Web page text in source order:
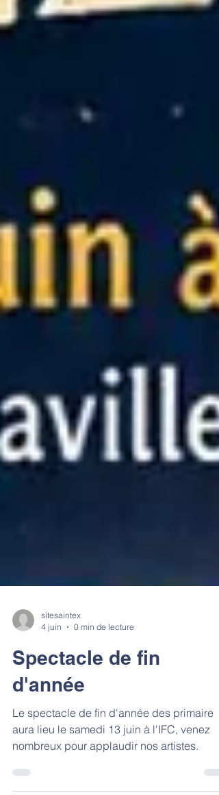
sitesaintex
4 juin
0 min de lecture
Spectacle de fin
d'année
Le spectacle de fin d'année des primaire
aura lieu le samedi 13 juin à l'IFC, venez